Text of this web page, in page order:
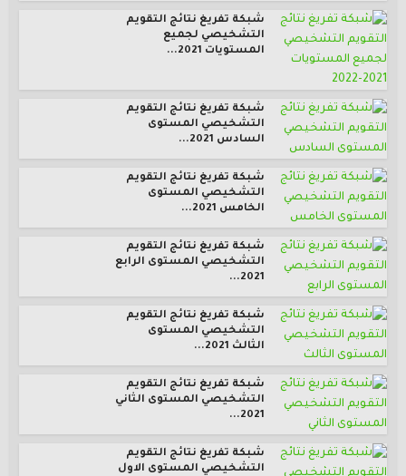
شبكة تفريغ نتائج التقويم
التشخيصي لجميع
المستويات 2021...
شبكة تفريغ نتائج التقويم
التشخيصي المستوى
السادس 2021...
شبكة تفريغ نتائج التقويم
التشخيصي المستوى
الخامس 2021...
شبكة تفريغ نتائج التقويم
التشخيصي المستوى الرابع
2021...
شبكة تفريغ نتائج التقويم
التشخيصي المستوى
الثالث 2021...
شبكة تفريغ نتائج التقويم
التشخيصي المستوى الثاني
2021...
شبكة تفريغ نتائج التقويم
التشخيصي المستوى الاول